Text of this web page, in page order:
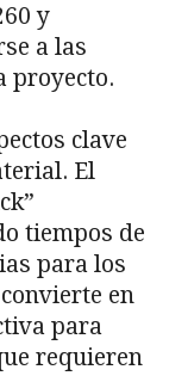
y
a las
proyecto.
clave
El
tiempos de
para los
en
para
requieren